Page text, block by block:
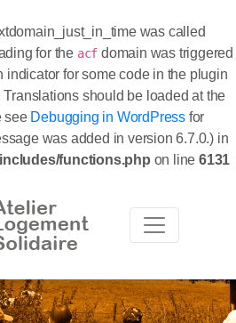
was called
for the acf domain was triggered
indicator for some code in the plugin
should be loaded at the
see Debugging in WordPress for
was added in version 6.7.0.) in
functions.php on line6131